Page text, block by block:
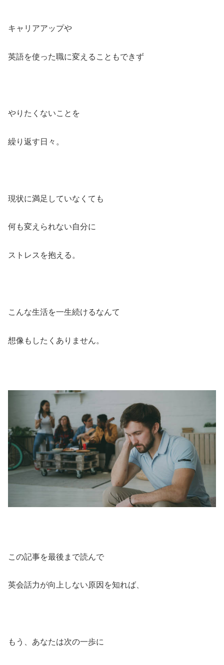
キャリアアップや
英語を使った職に変えることもできず
やりたくないことを
繰り返す日々。
現状に満足していなくても
何も変えられない自分に
ストレスを抱える。
こんな生活を一生続けるなんて
想像もしたくありません。
この記事を最後まで読んで
英会話力が向上しない原因を知れば、
もう、あなたは次の一歩に